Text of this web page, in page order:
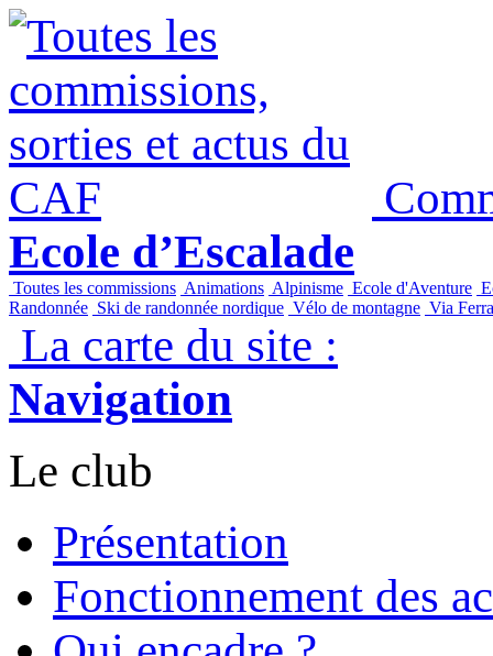
Ecole d’Escalade
Toutes les commissions Animations Alpinisme Ecole d'Aventure
Randonnée Ski de randonnée nordique Vélo de montagne Via
La carte du site :
Navigation
Le club
Présentation
Fonctionnement des